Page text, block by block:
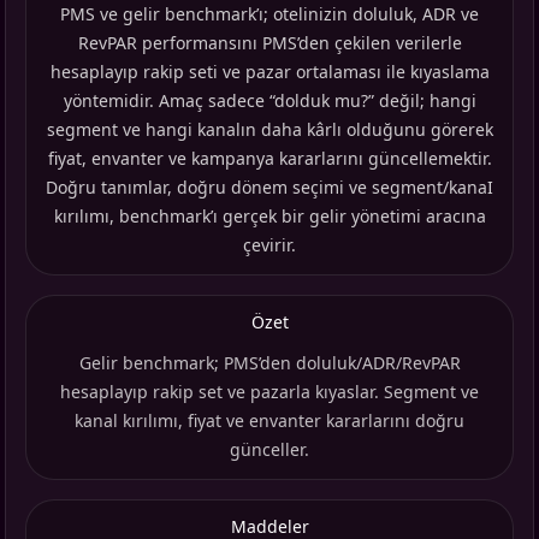
PMS ve gelir benchmark’ı; otelinizin doluluk, ADR ve
RevPAR performansını PMS’den çekilen verilerle
hesaplayıp rakip seti ve pazar ortalaması ile kıyaslama
yöntemidir. Amaç sadece “dolduk mu?” değil; hangi
segment ve hangi kanalın daha kârlı olduğunu görerek
fiyat, envanter ve kampanya kararlarını güncellemektir.
Doğru tanımlar, doğru dönem seçimi ve segment/kanaI
kırılımı, benchmark’ı gerçek bir gelir yönetimi aracına
çevirir.
Özet
Gelir benchmark; PMS’den doluluk/ADR/RevPAR
hesaplayıp rakip set ve pazarla kıyaslar. Segment ve
kanal kırılımı, fiyat ve envanter kararlarını doğru
günceller.
Maddeler